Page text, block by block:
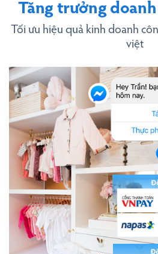
Tăng trưởng
Tối ưu hiệu quả kinh doanh
việt